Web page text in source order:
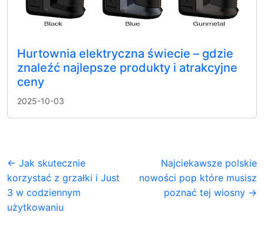
Hurtownia elektryczna świecie – gdzie
znaleźć najlepsze produkty i atrakcyjne
ceny
2025-10-03
← Jak skutecznie
korzystać z grzałki i Just
3 w codziennym
użytkowaniu
Najciekawsze polskie
nowości pop które musisz
poznać tej wiosny →